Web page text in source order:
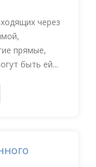
через
прямые,
быть ей...